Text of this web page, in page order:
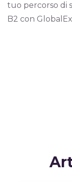
tuo percorso di
B2 con